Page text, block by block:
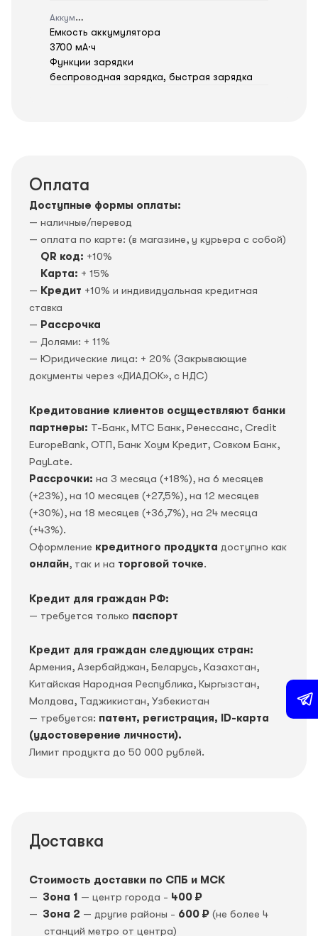
Аккумулятор
Емкость аккумулятора
3700 мА⋅ч
Функции зарядки
беспроводная зарядка, быстрая зарядка
Оплата
Доступные формы оплаты:
— наличные/перевод
— оплата по карте: (в магазине, у курьера с собой)
QR код: +10%
Карта: + 15%
— Кредит +10% и индивидуальная кредитная
ставка
— Рассрочка
— Долями: + 11%
— Юридические лица: + 20% (Закрывающие
документы через «ДИАДОК», c НДС)
Кредитование клиентов осуществляют банки
партнеры: Т-Банк, МТС Банк, Ренессанс, Credit
EuropeBank, OTП, Банк Хоум Кредит, Совком Банк,
PayLate.
Рассрочки: на 3 месяца (+18%), на 6 месяцев
(+23%), на 10 месяцев (+27,5%), на 12 месяцев
(+30%), на 18 месяцев (+36,7%), на 24 месяца
(+43%).
Оформление кредитного продукта доступно как
онлайн, так и на торговой точке.
Кредит для граждан РФ:
— требуется только паспорт
Кредит для граждан следующих стран:
Армения, Азербайджан, Беларусь, Казахстан,
Китайская Народная Республика, Кыргызстан,
Молдова, Таджикистан, Узбекистан
— требуется: патент, регистрация, ID-карта
(удостоверение личности).
Лимит продукта до 50 000 рублей.
Доставка
Стоимость доставки по СПБ и МСК
Зона 1 — центр города - 400 ₽
Зона 2 — другие районы - 600 ₽ (не более 4
станций метро от центра)